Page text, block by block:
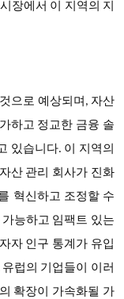
장에서 이 지역의 지
으로 예상되며, 자산
하고 정교한 금융 솔
있습니다. 이 지역의
산 관리 회사가 진화
혁신하고 조정할 수
능하고 임팩트 있는
자 인구 통계가 유입
럽의 기업들이 이러
확장이 가속화될 가